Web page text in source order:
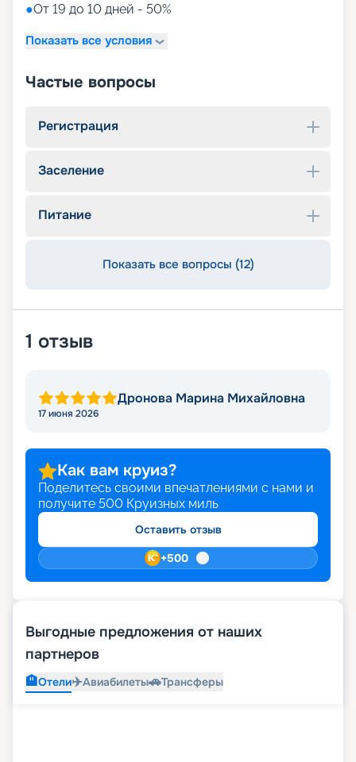
●От 19 до 10 дней - 50%
Показать все условия
Частые вопросы
Регистрация
Заселение
Питание
Показать все вопросы (12)
1 отзыв
Дронова Марина Михайловна
17 июня 2026
Как вам круиз?
Поделитесь своими впечатлениями с нами и
получите 500 Круизных миль
Оставить отзыв
+500
Выгодные предложения от наших
партнеров
🏨Отели✈️Авиабилеты🚗Трансферы